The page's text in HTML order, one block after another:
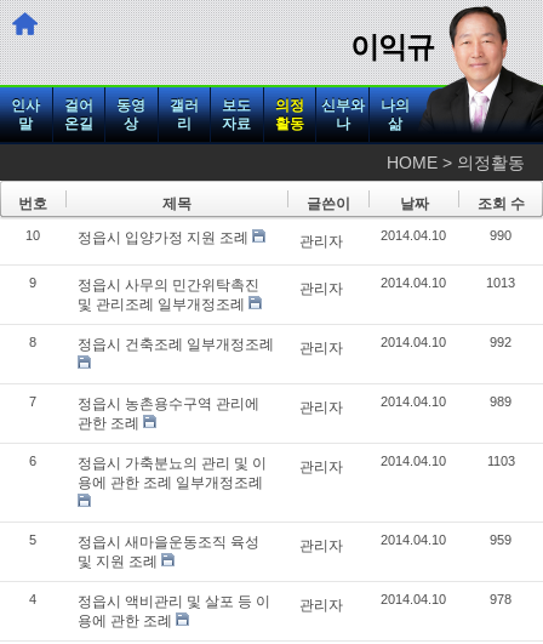
이익규
인사
말
걸어
온길
동영
상
갤러
리
보도
자료
의정
활동
신부와
나
나의
삶
HOME > 의정활동
번호 제목 글쓴이 날짜 조회 수
10 정읍시 입양가정 지원 조례 관리자 2014.04.10 990
9
정읍시 사무의 민간위탁촉진
및 관리조례 일부개정조례
관리자 2014.04.10 1013
8 정읍시 건축조례 일부개정조례 관리자 2014.04.10 992
7
정읍시 농촌용수구역 관리에
관한 조례
관리자 2014.04.10 989
6
정읍시 가축분뇨의 관리 및 이
용에 관한 조례 일부개정조례
관리자 2014.04.10 1103
5
정읍시 새마을운동조직 육성
및 지원 조례
관리자 2014.04.10 959
4
정읍시 액비관리 및 살포 등 이
용에 관한 조례
관리자 2014.04.10 978